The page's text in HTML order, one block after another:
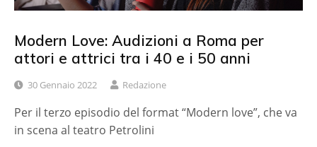
Modern Love: Audizioni a Roma per
attori e attrici tra i 40 e i 50 anni
30 Gennaio 2022 Redazione
Per il terzo episodio del format “Modern love”, che va
in scena al teatro Petrolini